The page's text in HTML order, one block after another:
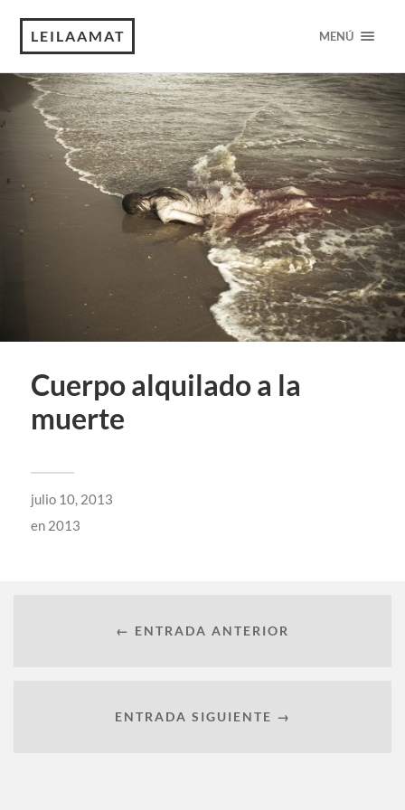
LEILAAMAT MENÚ
Cuerpo alquilado a la
muerte
julio 10, 2013
en 2013
← ENTRADA ANTERIOR
ENTRADA SIGUIENTE →